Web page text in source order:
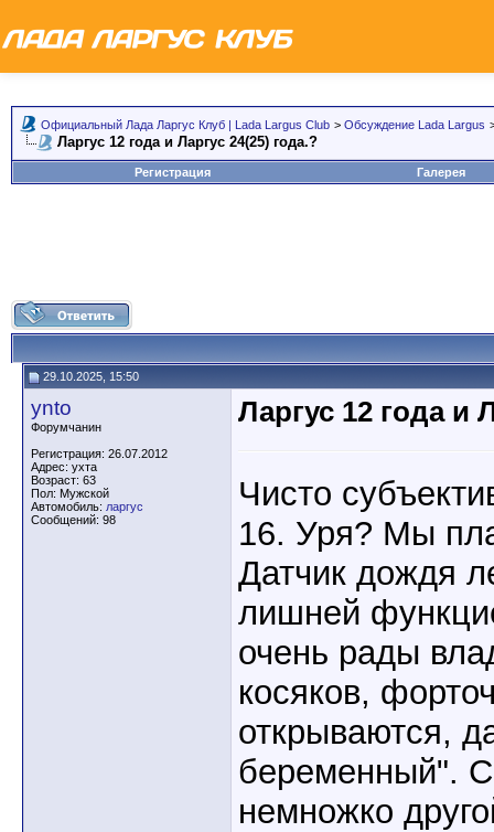
Официальный Лада Ларгус Клуб | Lada Largus Club > Обсуждение Lada Largus
Ларгус 12 года и Ларгус 24(25) года.?
Регистрация Галерея
29.10.2025, 15:50
ynto
Форумчанин
Регистрация: 26.07.2012
Адрес: ухта
Возраст: 63
Пол: Мужской
Автомобиль: ларгус
Сообщений: 98
Ларгус 12 года и
Чисто
16. Уря? Мы
Датчик дождя
лишней
очень рады
косяков,
открываются,
беременный".
немножко